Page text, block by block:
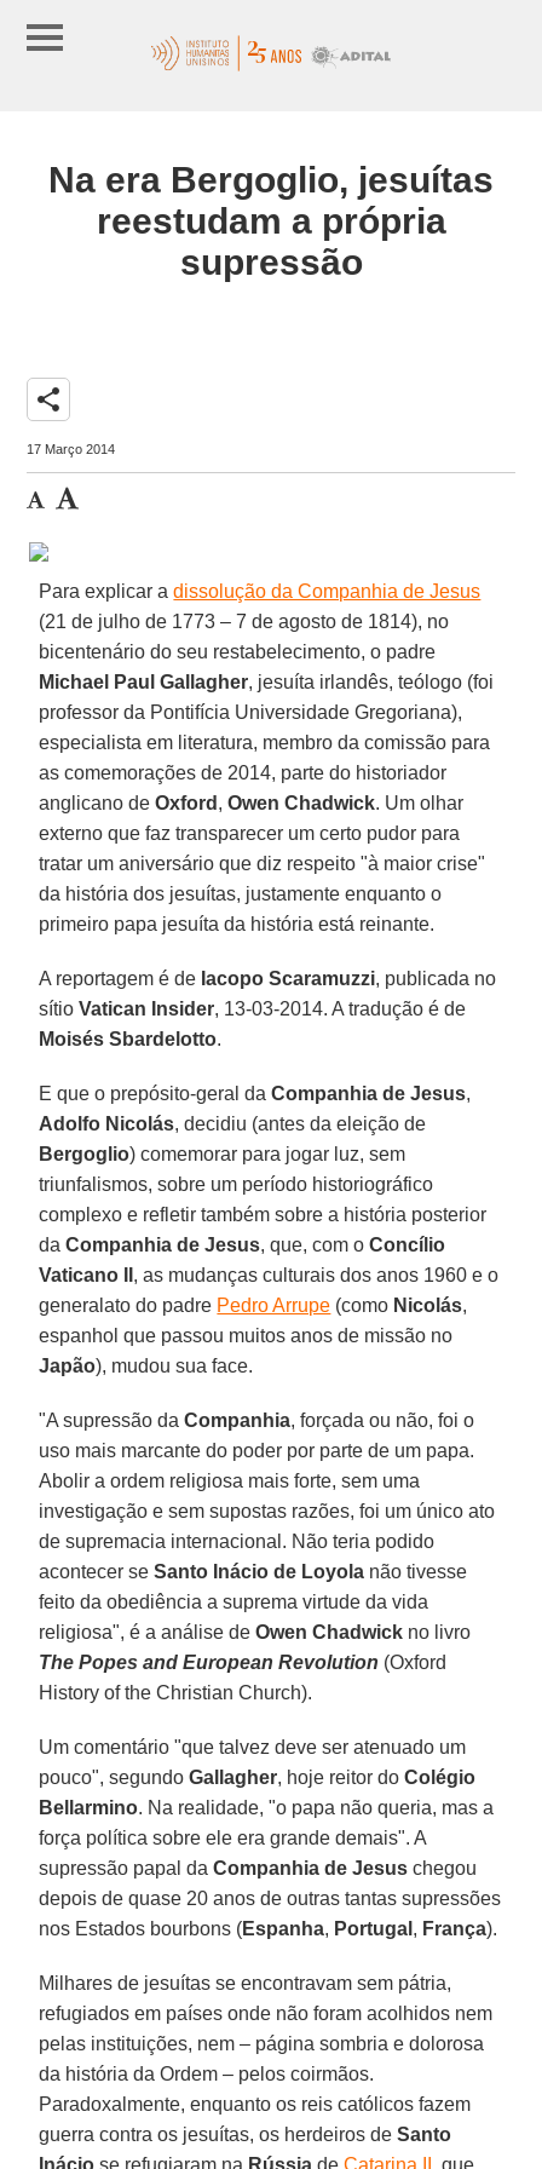
Na era Bergoglio, jesuítas
reestudam a própria
supressão
share
17 Março 2014
Para explicar adissolução da Companhia de Jesus
(21 de julho de 1773 – 7 de agosto de 1814), no
bicentenário do seu restabelecimento, o padre
Michael Paul Gallagher, jesuíta irlandês, teólogo (foi
professor da Pontifícia Universidade Gregoriana),
especialista em literatura, membro da comissão para
as comemorações de 2014, parte do historiador
anglicano deOxford ,Owen Chadwick. Um olhar
externo que faz transparecer um certo pudor para
tratar um aniversário que diz respeito "à maior crise"
da história dos jesuítas, justamente enquanto o
primeiro papa jesuíta da história está reinante.
A reportagem é de Iacopo Scaramuzzi, publicada no
sítioVatican Insider, 13-03-2014. A tradução é de
Moisés Sbardelotto.
E que o prepósito-geral daCompanhia de Jesus,
Adolfo Nicolás, decidiu (antes da eleição de
Bergoglio) comemorar para jogar luz, sem
triunfalismos, sobre um período historiográfico
complexo e refletir também sobre a história posterior
daCompanhia de Jesus, que, com oConcílio
Vaticano II , as mudanças culturais dos anos 1960 e o
generalato do padre Pedro Arrupe (como Nicolás,
espanhol que passou muitos anos de missão no
Japão), mudou sua face.
"A supressão daCompanhia, forçada ou não, foi o
uso mais marcante do poder por parte de um papa.
Abolir a ordem religiosa mais forte, sem uma
investigação e sem supostas razões, foi um único ato
de supremacia internacional. Não teria podido
acontecer seSanto Inácio de Loyola não tivesse
feito da obediência a suprema virtude da vida
religiosa", é a análise deOwen Chadwick no livro
The Popes and European Revolution (Oxford
History of the Christian Church).
Um comentário "que talvez deve ser atenuado um
pouco", segundoGallagher, hoje reitor doColégio
Bellarmino. Na realidade, "o papa não queria, mas a
força política sobre ele era grande demais". A
supressão papal daCompanhia de Jesus chegou
depois de quase 20 anos de outras tantas supressões
nos Estados bourbons (Espanha, Portugal , França).
Milhares de jesuítas se encontravam sem pátria,
refugiados em países onde não foram acolhidos nem
pelas instituições, nem – página sombria e dolorosa
da história da Ordem – pelos coirmãos.
Paradoxalmente, enquanto os reis católicos fazem
guerra contra os jesuítas, os herdeiros deSanto
Inácio se refugiaram na Rússia deCatarina II , que